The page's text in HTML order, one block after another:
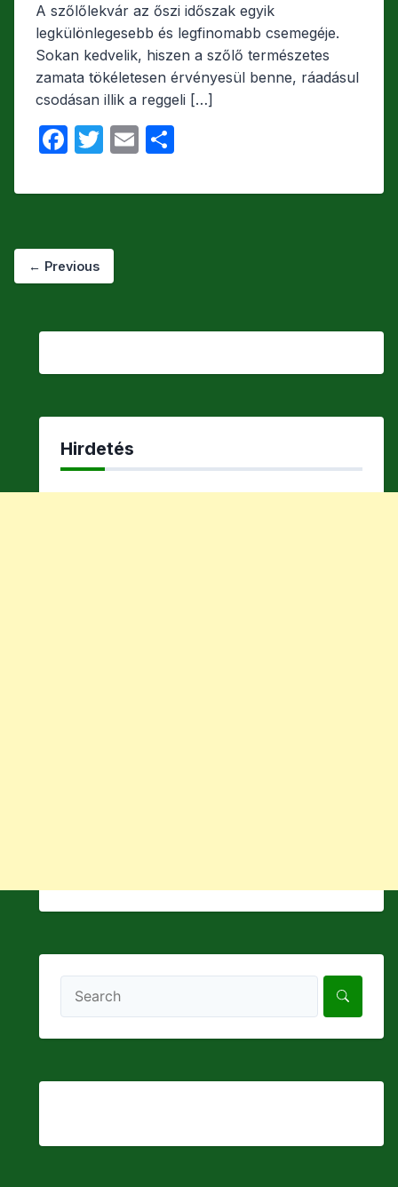
c
e
b
o
o
k
itt
er
ail s
z
a
m
A szőlőlekvár az őszi időszak egyik
legkülönlegesebb és legfinomabb csemegéje.
Sokan kedvelik, hiszen a szőlő természetes
zamata tökéletesen érvényesül benne, ráadásul
csodásan illik a reggeli […]
F
c
b
o
k
T
itt
E
ail s
g
← Previous
Hirdetés